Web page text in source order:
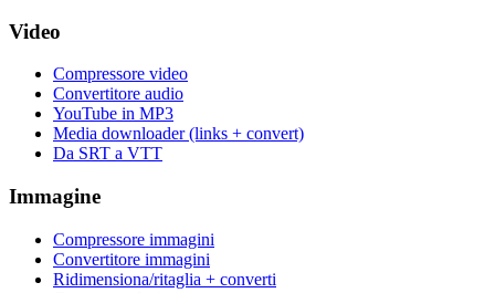
Video
Compressore video
Convertitore audio
YouTube in MP3
Media downloader (links + convert)
Da SRT a VTT
Immagine
Compressore immagini
Convertitore immagini
Ridimensiona/ritaglia + converti